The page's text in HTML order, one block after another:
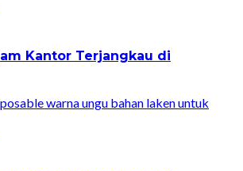
Kantor Terjangkau di